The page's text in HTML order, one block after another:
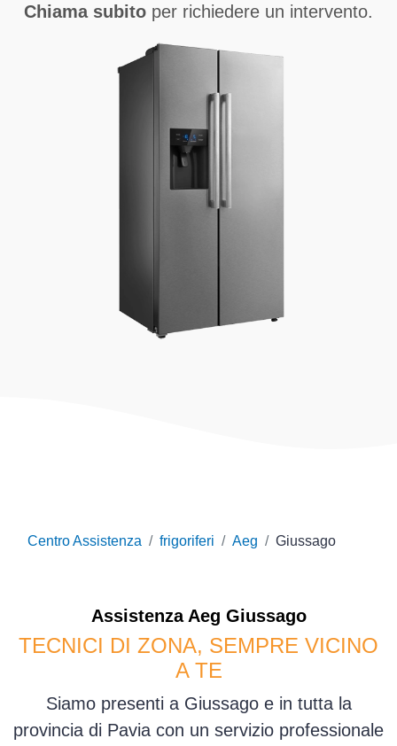
Chiama subito per richiedere un intervento.
Centro Assistenza frigoriferi Aeg Giussago
Assistenza Aeg Giussago
TECNICI DI ZONA, SEMPRE VICINO
A TE
Siamo presenti a Giussago e in tutta la
provincia di Pavia con un servizio professionale